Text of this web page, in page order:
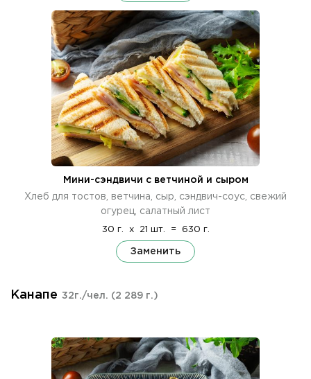
Мини-сэндвичи с ветчиной и сыром
Хлеб для тостов, ветчина, сыр, сэндвич-соус, свежий
огурец, салатный лист
30 г. x 21 шт. = 630 г.
Заменить
Канапе 32г./чел. (2 289 г.)